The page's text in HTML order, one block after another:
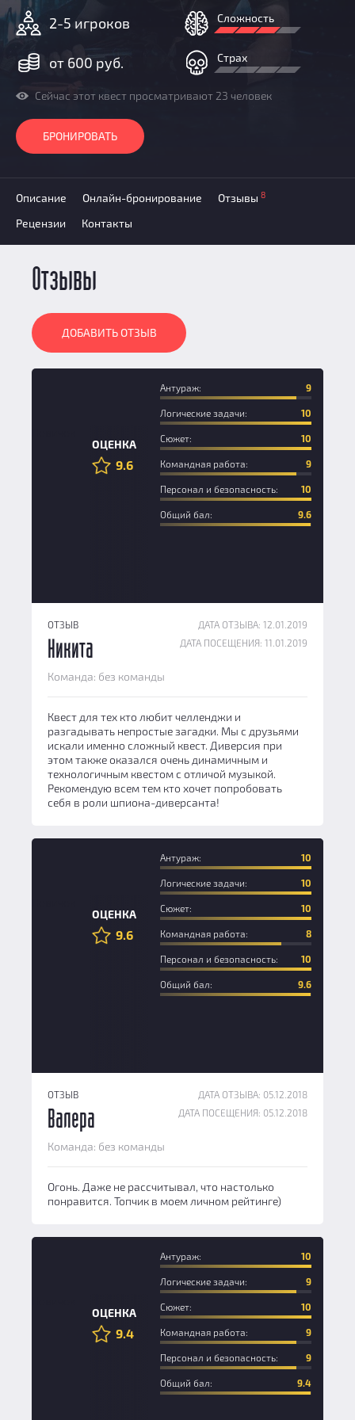
Добавить квест
2-5 игроков
от 600 руб.
Сложность
Страх
Сейчас этот квест просматривают 23 человек
БРОНИРОВАТЬ
Описание Онлайн-бронирование Отзывы 8
Рецензии Контакты
Отзывы
ДОБАВИТЬ ОТЗЫВ
ОЦЕНКА
9.6
Антураж: 9
Логические задачи: 10
Сюжет: 10
Командная работа: 9
Персонал и безопасность: 10
Общий бал: 9.6
ОТЗЫВ
ДАТА ОТЗЫВА: 12.01.2019
ДАТА ПОСЕЩЕНИЯ: 11.01.2019
Никита
Команда: без команды
Квест для тех кто любит челленджи и
разгадывать непростые загадки. Мы с друзьями
искали именно сложный квест. Диверсия при
этом также оказался очень динамичным и
технологичным квестом с отличой музыкой.
Рекомендую всем тем кто хочет попробовать
себя в роли шпиона-диверсанта!
ОЦЕНКА
9.6
Антураж: 10
Логические задачи: 10
Сюжет: 10
Командная работа: 8
Персонал и безопасность: 10
Общий бал: 9.6
ОТЗЫВ
ДАТА ОТЗЫВА: 05.12.2018
ДАТА ПОСЕЩЕНИЯ: 05.12.2018
Валера
Команда: без команды
Огонь. Даже не рассчитывал, что настолько
понравится. Топчик в моем личном рейтинге)
ОЦЕНКА
9.4
Антураж: 10
Логические задачи: 9
Сюжет: 10
Командная работа: 9
Персонал и безопасность: 9
Общий бал: 9.4